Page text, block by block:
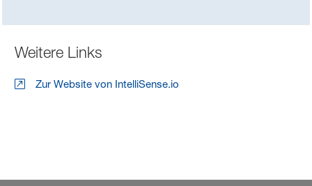
Weitere Links
Zur Website von IntelliSense.io